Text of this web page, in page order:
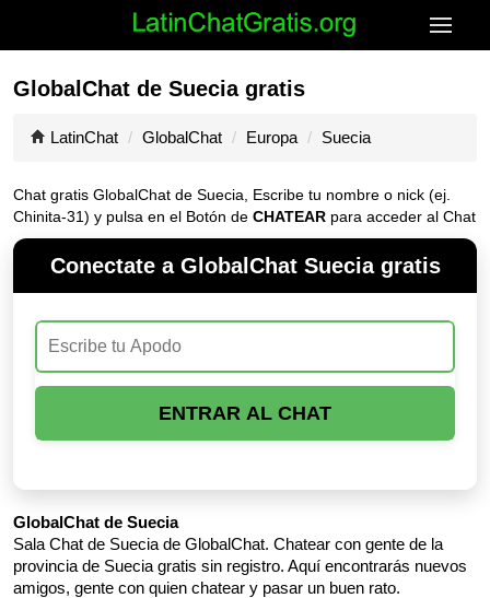
GlobalChat de Suecia gratis
LatinChat GlobalChat Europa Suecia
Chat gratis GlobalChat de Suecia, Escribe tu nombre o nick (ej.
Chinita-31) y pulsa en el Botón de CHATEAR para acceder al Chat
Conectate a GlobalChat Suecia gratis
ENTRAR AL CHAT
GlobalChat de Suecia
Sala Chat de Suecia de GlobalChat. Chatear con gente de la
provincia de Suecia gratis sin registro. Aquí encontrarás nuevos
amigos, gente con quien chatear y pasar un buen rato.